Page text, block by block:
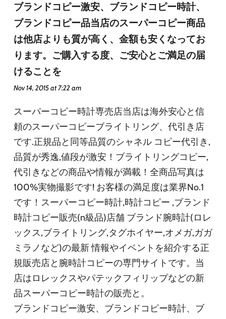
ブランドコピー激安、ブランドコピー時計、
ブランドコピー品当店のスーパーコピー商品
は他店よりも質が高く、金額も安くなってお
ります。ご購入する度、ご安心とご満足の届
けることを
Nov 14, 2015 at 7:22 am
スーパーコピー時計専売店当店は海外安心と信
頼のスーパーコピーブライトリング、代引き店
です.正規品と同等品質のシャネル コピー代引き,
品質が秀逸,値段が激安！ブライトリングコピー,
代引きなどの商品や情報が満載！全商品写真は
100%実物撮影です! お客様の満足度は業界No.1
です！スーパーコピー時計,時計コピー ,ブランド
時計コピー販売(n級品)店舗 ブランド腕時計(ロレ
ックス,ブライトリング,タグホイヤー,オメガ,ガガ
ミラノなど)の最新 情報やイベントを紹介する正
規販売店と腕時計コピーの専門サイトです。当
店はロレックスやパテックフィリップなどの新
品スーパーコピー時計の販売と。
ブランドコピー激安、ブランドコピー時計、ブ